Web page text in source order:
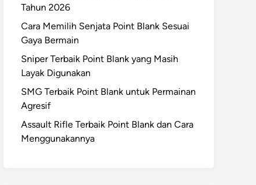
Tahun 2026
Cara Memilih Senjata Point Blank Sesuai
Gaya Bermain
Sniper Terbaik Point Blank yang Masih
Layak Digunakan
SMG Terbaik Point Blank untuk Permainan
Agresif
Assault Rifle Terbaik Point Blank dan Cara
Menggunakannya